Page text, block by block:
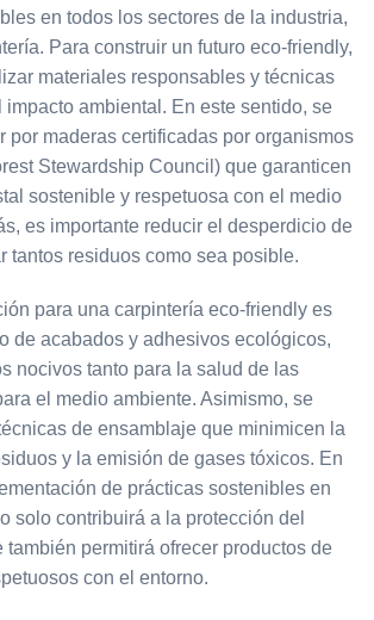
en todos los sectores de la industria,
Para construir un futuro eco-friendly,
materiales responsables y técnicas
ambiental. En este sentido, se
por maderas certificadas por organismos
Stewardship Council) que garanticen
sostenible y respetuosa con el medio
es importante reducir el desperdicio de
tantos residuos como sea posible.
para una carpintería eco-friendly es
de acabados y adhesivos ecológicos,
nocivos tanto para la salud de las
el medio ambiente. Asimismo, se
de ensamblaje que minimicen la
y la emisión de gases tóxicos. En
de prácticas sostenibles en
solo contribuirá a la protección del
también permitirá ofrecer productos de
con el entorno.